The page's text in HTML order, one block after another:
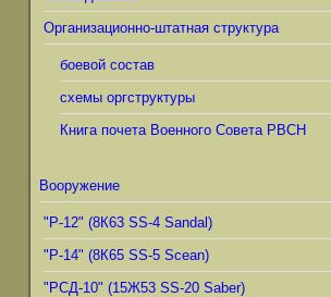
Организационно-штатная структура
боевой состав
схемы оргструктуры
Книга почета Военного Совета РВСН
Вооружение
"Р-12" (8К63 SS-4 Sandal)
"Р-14" (8К65 SS-5 Scean)
"РСД-10" (15Ж53 SS-20 Saber)